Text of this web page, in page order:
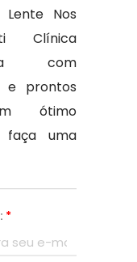
Nos
Clínica
com
e prontos
ótimo
faça uma
*